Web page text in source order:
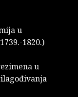
u
1820.)
u